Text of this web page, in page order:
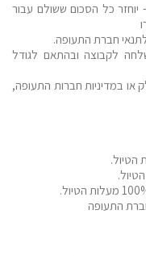
מעל 29 ימי עסקים - יוחזר כל הסכום ששולם עבור
חברת התעופה.
לקבוצה ובהתאם לגודל
או במדיניות חברות התעופה,
התעופה